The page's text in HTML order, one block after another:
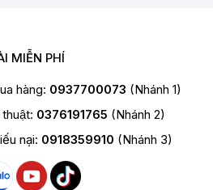
MIỄN PHÍ
hàng: 0937700073 (Nhánh 1)
0376191765 (Nhánh 2)
nại: 0918359910 (Nhánh 3)